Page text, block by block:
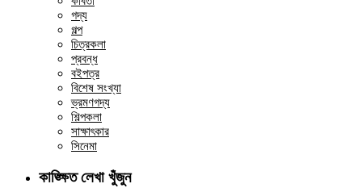
গদ্য
গল্প
চিত্রকলা
প্রবন্ধ
বইপত্র
বিশেষ সংখ্যা
ভ্রমণগদ্য
শিল্পকলা
সাক্ষাৎকার
সিনেমা
কাঙ্ক্ষিত লেখা খুঁজুন